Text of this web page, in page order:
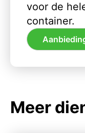
voor de
container.
Meer